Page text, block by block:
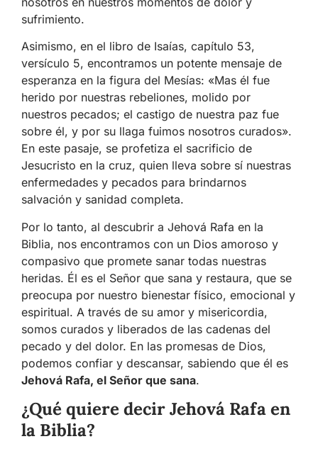
sufrimiento.
Asimismo, en el libro de Isaías, capítulo 53,
versículo 5, encontramos un potente mensaje de
esperanza en la figura del Mesías: «Mas él fue
herido por nuestras rebeliones, molido por
nuestros pecados; el castigo de nuestra paz fue
sobre él, y por su llaga fuimos nosotros curados».
En este pasaje, se profetiza el sacrificio de
Jesucristo en la cruz, quien lleva sobre sí nuestras
enfermedades y pecados para brindarnos
salvación y sanidad completa.
Por lo tanto, al descubrir a Jehová Rafa en la
Biblia, nos encontramos con un Dios amoroso y
compasivo que promete sanar todas nuestras
heridas. Él es el Señor que sana y restaura, que se
preocupa por nuestro bienestar físico, emocional y
espiritual. A través de su amor y misericordia,
somos curados y liberados de las cadenas del
pecado y del dolor. En las promesas de Dios,
podemos confiar y descansar, sabiendo que él es
Jehová Rafa, el Señor que sana.
¿Qué quiere decir Jehová Rafa en
la Biblia?